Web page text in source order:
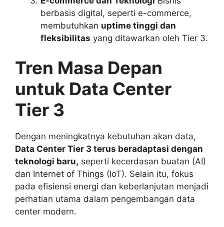
berbasis digital, seperti e-commerce,
membutuhkan uptime tinggi dan
fleksibilitas yang ditawarkan oleh Tier 3.
Tren Masa Depan
untuk Data Center
Tier 3
Dengan meningkatnya kebutuhan akan data,
Data Center Tier 3 terus beradaptasi dengan
teknologi baru, seperti kecerdasan buatan (AI)
dan Internet of Things (IoT). Selain itu, fokus
pada efisiensi energi dan keberlanjutan menjadi
perhatian utama dalam pengembangan data
center modern.